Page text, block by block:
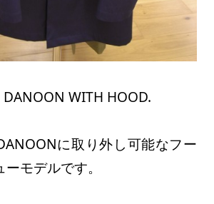
DANOON WITH HOOD.
に取り外し可能なフー
モデルです。